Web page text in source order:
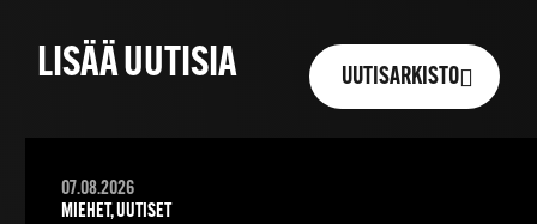
LISÄÄ UUTISIA UUTISARKISTO
07.08.2026
MIEHET, UUTISET